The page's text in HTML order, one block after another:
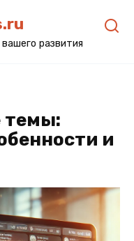
развития
темы:
и